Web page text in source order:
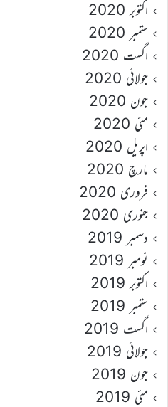
اکتوبر 2020
ستمبر 2020
اگست 2020
جولائی 2020
جون 2020
مئی 2020
اپریل 2020
مارچ 2020
فروری 2020
جنوری 2020
دسمبر 2019
نومبر 2019
اکتوبر 2019
ستمبر 2019
اگست 2019
جولائی 2019
جون 2019
مئی 2019